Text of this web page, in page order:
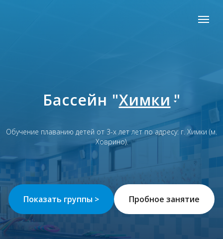
Бассейн "Химки "
Обучение плаванию детей от 3-х лет лет по адресу: г. Химки (м.
Ховрино).
Показать группы > Пробное занятие